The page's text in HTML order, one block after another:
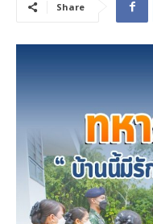
Share